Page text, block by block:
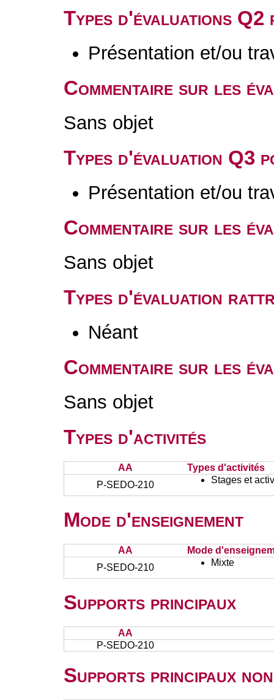
Types d'évaluations
Présentation et/ou
Commentaire sur les
Sans objet
Types d'évaluation Q3
Présentation et/ou
Commentaire sur les
Sans objet
Types d'évaluation
Néant
Commentaire sur les
Sans objet
Types d'activités
AA
Types d'activités
P-SEDO-210
Stages et
Mode d'enseignement
AA
Mode
P-SEDO-210
Mixte
Supports principaux
AA
P-SEDO-210
Supports principaux